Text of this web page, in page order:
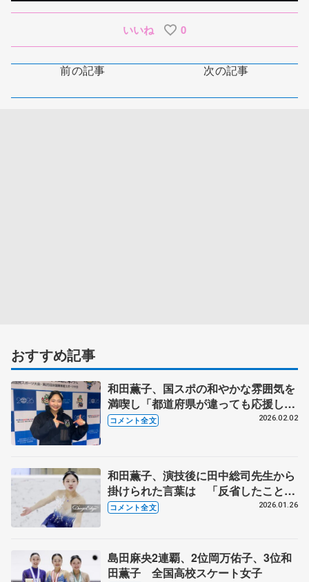
いいね 0
前の記事 次の記事
おすすめ記事
和田薫子、国スポの和やかな雰囲気を
満喫し「都道府県が違っても応援して
くれて心強かった、いつもより楽しん
コメント全文 2026.02.02
和田薫子、演技後に田中総司先生から
掛けられた言葉は 「反省したことは
繰り返さないようにしていきたい」
コメント全文 2026.01.26
島田麻央2連覇、2位岡万佑子、3位和
田薫子 全国高校スケート女子